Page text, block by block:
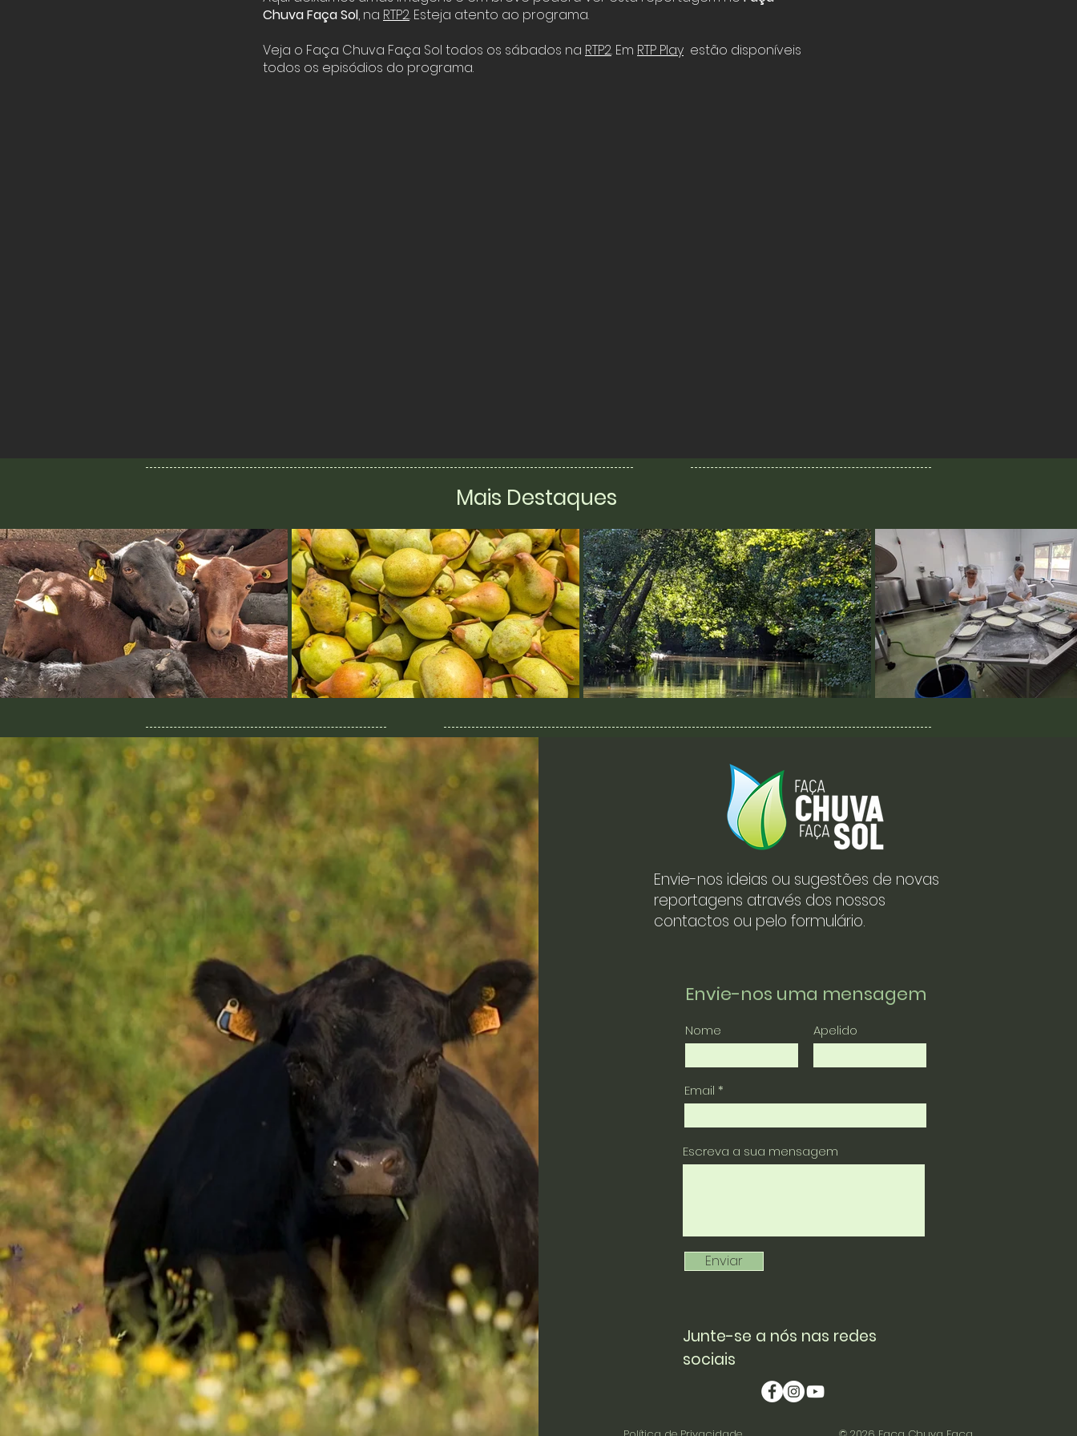
Chuva Faça Sol, na RTP2. Esteja atento ao programa.
Veja o Faça Chuva Faça Sol todos os sábados na RTP2. Em RTP Play estão disponíveis
todos os episódios do programa.
Mais Destaques
Envie-nos ideias ou sugestões de novas
reportagens através dos nossos
contactos ou pelo formulário.
Envie-nos uma mensagem
Nome Apelido
Email
Escreva a sua mensagem
Enviar
Junte-se a nós nas redes
sociais